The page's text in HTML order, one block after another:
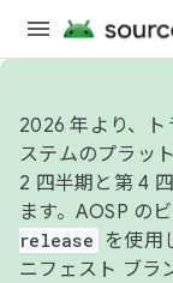
2026 年より、
ステムのプラッ
2 四半期と第 4
ます。AOSP の
release
を使用
ニフェスト ブラ